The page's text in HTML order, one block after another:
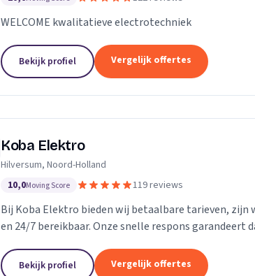
WELCOME kwalitatieve electrotechniek
Bekijk profiel Vergelijk offertes
Koba Elektro
Hilversum, Noord-Holland
10,0Moving Score 119 reviews
Bij Koba Elektro bieden wij betaalbare tarieven, zijn
en 24/7 bereikbaar. Onze snelle respons garandeert
Bekijk profiel Vergelijk offertes